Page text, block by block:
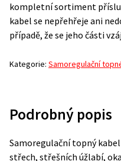
kompletní sortiment
kabel se nepřehřeje ani
případě, že se jeho části
Kategorie: Samoregulační
Podrobný popis
Samoregulační topný
střech, střešních úžlabí,